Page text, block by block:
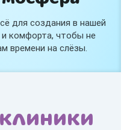
для создания в нашей
комфорта, чтобы не
времени на слёзы.